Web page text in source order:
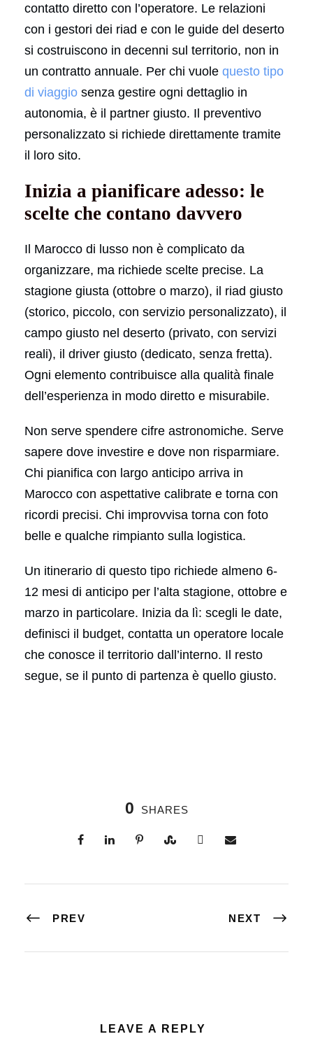
contatto diretto con l’operatore. Le relazioni
con i gestori dei riad e con le guide del deserto
si costruiscono in decenni sul territorio, non in
un contratto annuale. Per chi vuole questo tipo
di viaggio senza gestire ogni dettaglio in
autonomia, è il partner giusto. Il preventivo
personalizzato si richiede direttamente tramite
il loro sito.
Inizia a pianificare adesso: le
scelte che contano davvero
Il Marocco di lusso non è complicato da
organizzare, ma richiede scelte precise. La
stagione giusta (ottobre o marzo), il riad giusto
(storico, piccolo, con servizio personalizzato), il
campo giusto nel deserto (privato, con servizi
reali), il driver giusto (dedicato, senza fretta).
Ogni elemento contribuisce alla qualità finale
dell’esperienza in modo diretto e misurabile.
Non serve spendere cifre astronomiche. Serve
sapere dove investire e dove non risparmiare.
Chi pianifica con largo anticipo arriva in
Marocco con aspettative calibrate e torna con
ricordi precisi. Chi improvvisa torna con foto
belle e qualche rimpianto sulla logistica.
Un itinerario di questo tipo richiede almeno 6-
12 mesi di anticipo per l’alta stagione, ottobre e
marzo in particolare. Inizia da lì: scegli le date,
definisci il budget, contatta un operatore locale
che conosce il territorio dall’interno. Il resto
segue, se il punto di partenza è quello giusto.
0 SHARES
PREV NEXT
LEAVE A REPLY